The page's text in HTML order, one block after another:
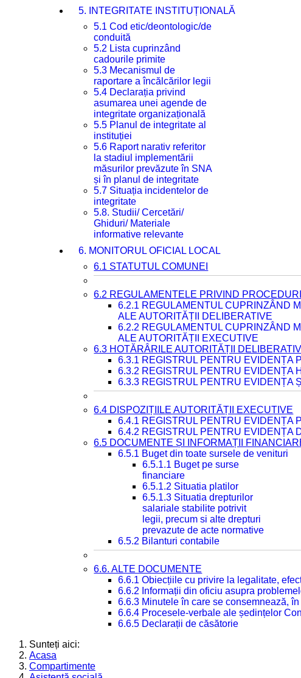
5. INTEGRITATE INSTITUȚIONALĂ
5.1 Cod etic/deontologic/de
conduită
5.2 Lista cuprinzând
cadourile primite
5.3 Mecanismul de
raportare a încălcărilor legii
5.4 Declarația privind
asumarea unei agende de
integritate organizațională
5.5 Planul de integritate al
instituției
5.6 Raport narativ referitor
la stadiul implementării
măsurilor prevăzute în SNA
și în planul de integritate
5.7 Situația incidentelor de
integritate
5.8. Studii/ Cercetări/
Ghiduri/ Materiale
informative relevante
6. MONITORUL OFICIAL LOCAL
6.1 STATUTUL COMUNEI
6.2 REGULAMENTELE PRIVIND
6.2.1 REGULAMENTUL CUPRINZÂND
ALE AUTORITĂȚII DELIBERATIVE
6.2.2 REGULAMENTUL CUPRINZÂND
ALE AUTORITĂȚII EXECUTIVE
6.3 HOTĂRÂRILE AUTORITĂȚII
6.3.1 REGISTRUL PENTRU EVIDENȚA
6.3.2 REGISTRUL PENTRU EVIDENȚA
6.3.3 REGISTRUL PENTRU EVIDENȚA
6.4 DISPOZIȚIILE AUTORITĂȚII EXECUTIVE
6.4.1 REGISTRUL PENTRU EVIDENȚA
6.4.2 REGISTRUL PENTRU EVIDENȚA
6.5 DOCUMENTE ȘI INFORMAȚII
6.5.1 Buget din toate sursele de venituri
6.5.1.1 Buget pe surse
financiare
6.5.1.2 Situatia platilor
6.5.1.3 Situatia drepturilor
salariale stabilite potrivit
legii, precum si alte drepturi
prevazute de acte normative
6.5.2 Bilanturi contabile
6.6. ALTE DOCUMENTE
6.6.1 Obiecțiile cu privire la legalitate,
6.6.2 Informații din oficiu asupra
6.6.3 Minutele în care se consemnează,
6.6.4 Procesele-verbale ale ședințelor
6.6.5 Declarații de căsătorie
Sunteți aici:
Acasa
Compartimente